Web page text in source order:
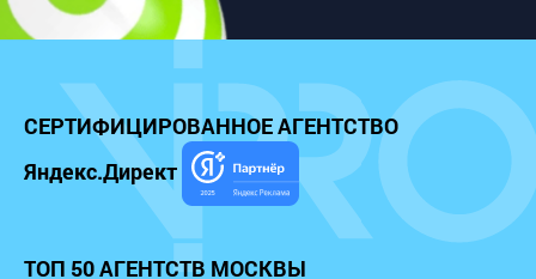
СЕРТИФИЦИРОВАННОЕАГЕНТСТВО
Яндекс.Директ
ТОП 50 АГЕНТСТВ МОСКВЫ